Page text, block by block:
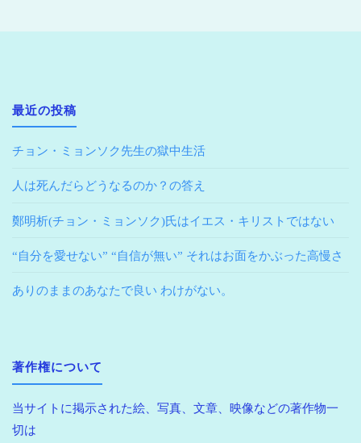
最近の投稿
チョン・ミョンソク先生の獄中生活
人は死んだらどうなるのか？の答え
鄭明析(チョン・ミョンソク)氏はイエス・キリストではない
“自分を愛せない” “自信が無い” それはお面をかぶった高慢さ
ありのままのあなたで良い わけがない。
著作権について
当サイトに掲示された絵、写真、文章、映像などの著作物一
切は